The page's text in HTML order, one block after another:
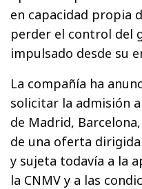
en capacidad propia
perder el control del
impulsado desde su
La compañía ha
solicitar la admisión
de Madrid,
de una oferta
y sujeta todavía a la
la CNMV y a las